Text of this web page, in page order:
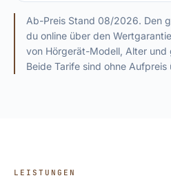
Ab-Preis Stand 08/2026. Den
du online über den
von Hörgerät-Modell, Alter und
Beide Tarife sind ohne
LEISTUNGEN